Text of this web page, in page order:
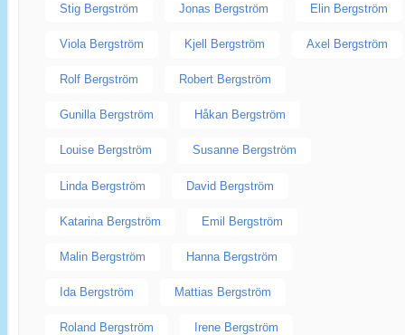
Stig Bergström Jonas Bergström Elin Bergström
Viola Bergström Kjell Bergström Axel Bergström
Rolf Bergström Robert Bergström
Gunilla Bergström Håkan Bergström
Louise Bergström Susanne Bergström
Linda Bergström David Bergström
Katarina Bergström Emil Bergström
Malin Bergström Hanna Bergström
Ida Bergström Mattias Bergström
Roland Bergström Irene Bergström